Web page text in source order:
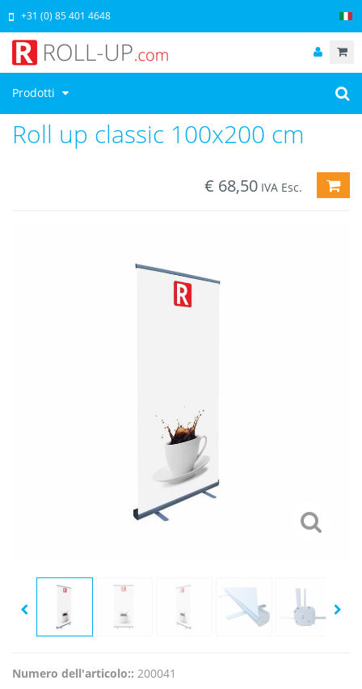
Prodotti
+31 (0) 85 401 4648
Roll up classic 100x200 cm
€ 68,50 IVA Esc.
Numero dell'articolo:: 200041